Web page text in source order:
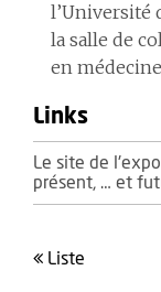
l’Université
la salle de
en
Links
Le site de
présent, … et
Liste